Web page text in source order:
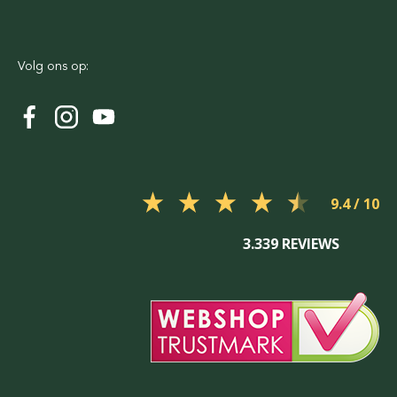
Volg ons op:
9.4
3.339 REVIEWS